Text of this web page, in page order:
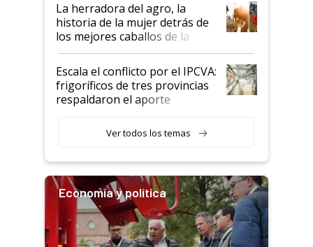
La herradora del agro, la
historia de la mujer detrás de
los mejores caballos de la
Argentina y los mitos que
todavía hacen sufrir a estos
animales: "Mientras me
descalificaban, yo seguí
haciendo currículum"
Escala el conflicto por el IPCVA:
frigoríficos de tres provincias
respaldaron el aporte
Ver todos los temas
Economía y política